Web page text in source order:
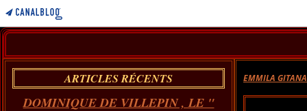
ARTICLES RÉCENTS
DOMINIQUE DE VILLEPIN , LE "
EMMILA GITANA